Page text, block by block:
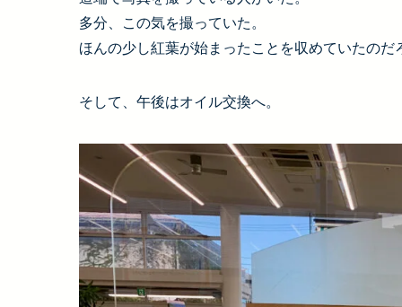
多分、この気を撮っていた。
ほんの少し紅葉が始まったことを収めていたのだ
そして、午後はオイル交換へ。